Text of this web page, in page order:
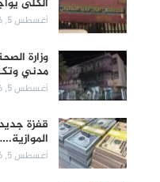
أغسطس 5, 2026
وزارة
مدني
أغسطس 5, 2026
قفزة
أغسطس 5, 2026